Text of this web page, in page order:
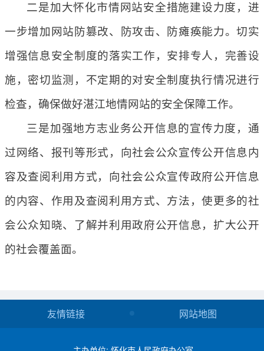
二是加大怀化市情网站安全措施建设力度，进
一步增加网站防篡改、防攻击、防瘫痪能力。切实
增强信息安全制度的落实工作，安排专人，完善设
施，密切监测，不定期的对安全制度执行情况进行
检查，确保做好湛江地情网站的安全保障工作。
三是加强地方志业务公开信息的宣传力度，通
过网络、报刊等形式，向社会公众宣传公开信息内
容及查阅利用方式，向社会公众宣传政府公开信息
的内容、作用及查阅利用方式、方法，使更多的社
会公众知晓、了解并利用政府公开信息，扩大公开
的社会覆盖面。
友情链接 网站地图